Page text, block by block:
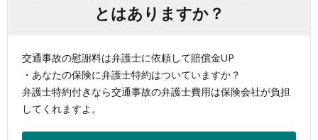
とはありますか？
交通事故の慰謝料は弁護士に依頼して賠償金UP
・あなたの保険に弁護士特約はついていますか？
弁護士特約付きなら交通事故の弁護士費用は保険会社が負担
してくれますよ。